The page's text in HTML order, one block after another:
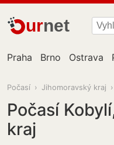
urnet
Praha Brno Ostrava
Počasí › Jihomoravský kraj ›
Počasí
kraj